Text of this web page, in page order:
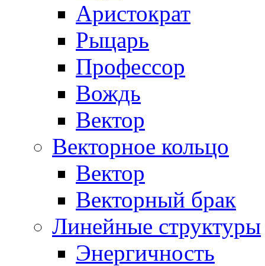
Аристократ
Рыцарь
Профессор
Вождь
Вектор
Векторное кольцо
Вектор
Векторный брак
Линейные структуры
Энергичность